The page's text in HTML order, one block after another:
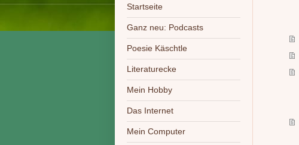
Startseite
Ganz neu: Podcasts
Poesie Käschtle
Literaturecke
Mein Hobby
Das Internet
Mein Computer